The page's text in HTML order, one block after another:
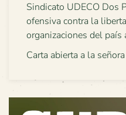
Sindicato UDECO Dos
ofensiva contra la
organizaciones del país
Carta abierta a la